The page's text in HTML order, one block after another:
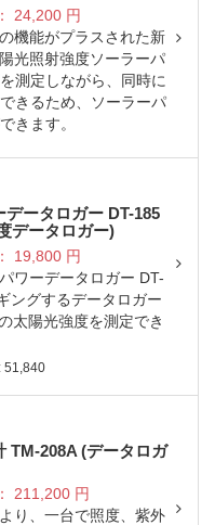
24,200円
機能がプラスされた新
光照射強度ソーラーパ
測定しながら、同時に
きるため、ソーラーパ
きます。
データロガー DT-185
データロガー)
19,800円
ワーデータロガー DT-
ングするデータロガー
太陽光強度を測定でき
51,840
TM-208A (データロガ
211,200円
り、一台で照度、紫外